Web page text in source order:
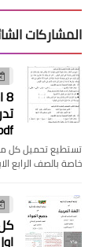
المشاركات
تستطيع تحميل كل
خاصة بالصف الرابع